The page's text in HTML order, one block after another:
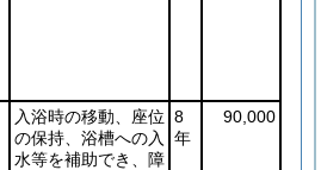
入浴時の移動、座位
の保持、浴槽への入
水等を補助でき、障
8
年
90,000